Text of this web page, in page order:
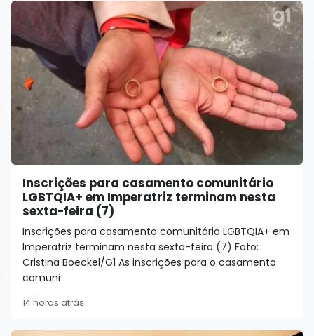
Inscrições para casamento comunitário
LGBTQIA+ em Imperatriz terminam nesta
sexta-feira (7)
Inscrições para casamento comunitário LGBTQIA+ em
Imperatriz terminam nesta sexta-feira (7) Foto:
Cristina Boeckel/G1 As inscrições para o casamento
comuni
14 horas atrás